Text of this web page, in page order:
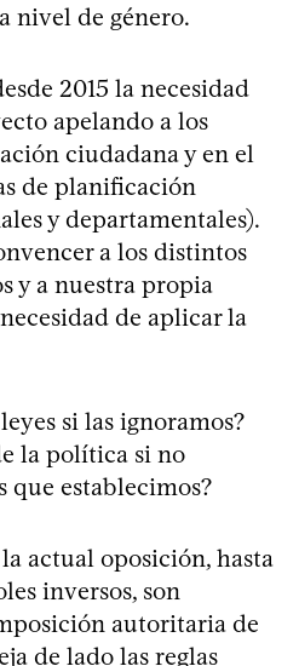
nivel de género.
2015 la necesidad
apelando a los
ciudadana y en el
de planificación
y departamentales).
a los distintos
y a nuestra propia
de aplicar la
si las ignoramos?
la política si no
que establecimos?
actual oposición, hasta
inversos, son
autoritaria de
de lado las reglas